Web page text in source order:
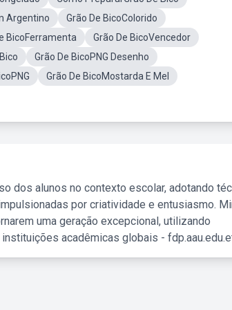
Argentino
Grão De BicoColorido
BicoFerramenta
Grão De BicoVencedor
Grão De BicoPNG Desenho
Grão De BicoMostarda E Mel
dos alunos no contexto escolar, adotando
por criatividade e entusiasmo.
uma geração excepcional, utilizando
acadêmicas globais -